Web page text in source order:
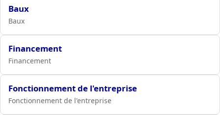
Baux
Baux
Financement
Financement
Fonctionnement de l'entreprise
Fonctionnement de l'entreprise